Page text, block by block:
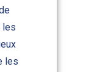
les
les